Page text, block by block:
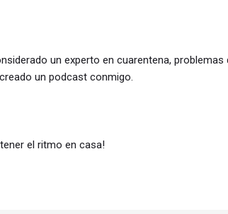
un experto en cuarentena, problemas
un podcast conmigo.
el ritmo en casa!